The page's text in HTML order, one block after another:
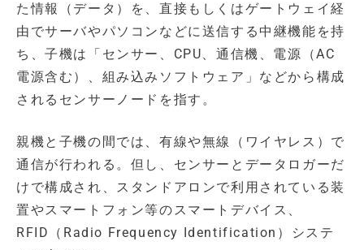
た情報（データ）を、直接もしくはゲートウェイ経
由でサーバやパソコンなどに送信する中継機能を持
ち、子機は「センサー、CPU、通信機、電源（AC
電源含む）、組み込みソフトウェア」などから構成
されるセンサーノードを指す。
親機と子機の間では、有線や無線（ワイヤレス）で
通信が行われる。但し、センサーとデータロガーだ
けで構成され、スタンドアロンで利用されている装
置やスマートフォン等のスマートデバイス、
RFID（Radio Frequency Identification）システ